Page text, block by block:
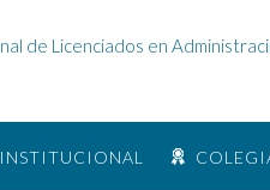
INSTITUCIONAL